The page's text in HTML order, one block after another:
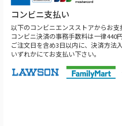
コンビニ支払い
以下のコンビニエンスストアからお支
コンビニ決済の事務手数料は一律440
ご注文日を含め3日以内に、決済方法
いずれかにてお支払い下さい。